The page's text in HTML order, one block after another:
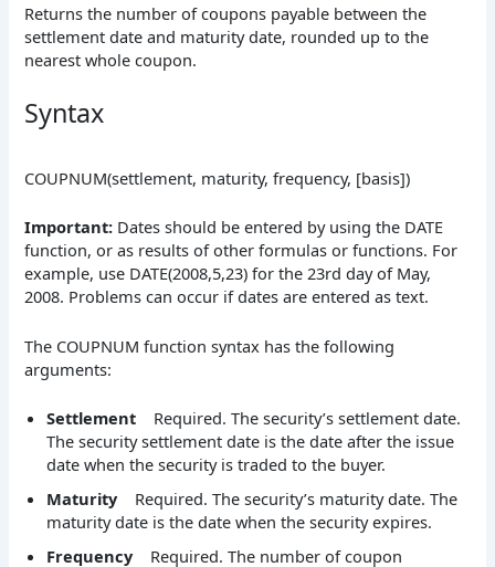
Returns the number of coupons payable between the
settlement date and maturity date, rounded up to the
nearest whole coupon.
Syntax
COUPNUM(settlement, maturity, frequency, [basis])
Important: Dates should be entered by using the DATE
function, or as results of other formulas or functions. For
example, use DATE(2008,5,23) for the 23rd day of May,
2008. Problems can occur if dates are entered as text.
The COUPNUM function syntax has the following
arguments:
Settlement Required. The security’s settlement date.
The security settlement date is the date after the issue
date when the security is traded to the buyer.
MaturityRequired. The security’s maturity date. The
maturity date is the date when the security expires.
FrequencyRequired. The number of coupon